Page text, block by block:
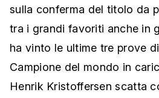
sulla conferma del titolo da
tra i grandi favoriti anche in
ha vinto le ultime tre prove
Campione del mondo in
Henrik Kristoffersen scatta